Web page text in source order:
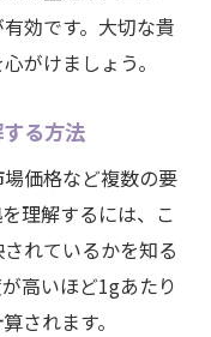
効です。大切な貴
がけましょう。
る方法
価格など複数の要
理解するには、こ
れているかを知る
高いほど1gあたり
されます。